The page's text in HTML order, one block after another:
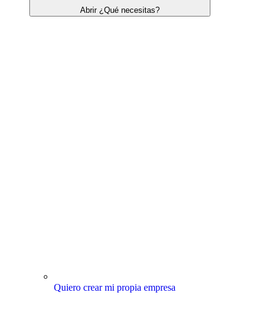
Abrir ¿Qué necesitas?
Quiero crear mi propia empresa